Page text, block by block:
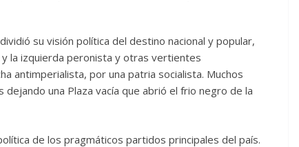
su visión política del destino nacional y popular,
la izquierda peronista y otras vertientes
antimperialista, por una patria socialista. Muchos
una Plaza vacía que abrió el frio negro de la
de los pragmáticos partidos principales del país.